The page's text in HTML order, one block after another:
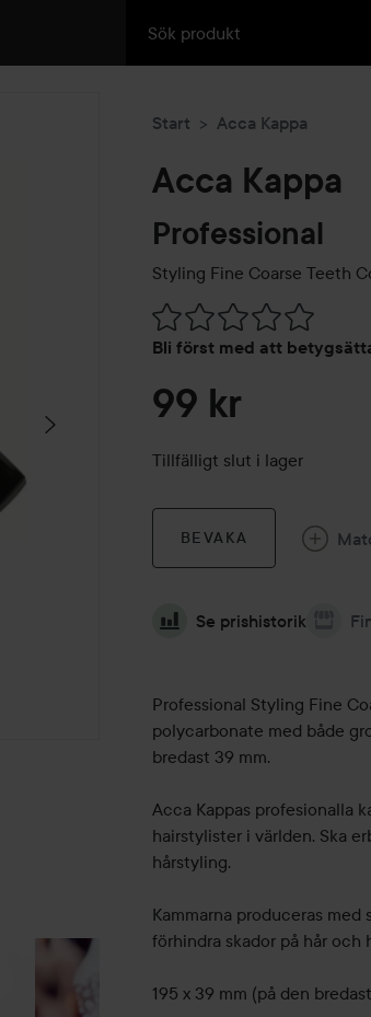
Start Acca Kappa
Acca Kappa
Professional
Styling Fine Coarse Teeth
Bli först med att
Hoppa till Betyg &
99 kr
Tillfälligt slut i lager
BEVAKA
Se prishistorik
Professional Styling Fine
polycarbonate med både
bredast 39 mm.
Acca Kappas profesionalla
hairstylister i världen. Ska
hårstyling.
Kammarna produceras
förhindra skador på hår och
195 x 39 mm (på den